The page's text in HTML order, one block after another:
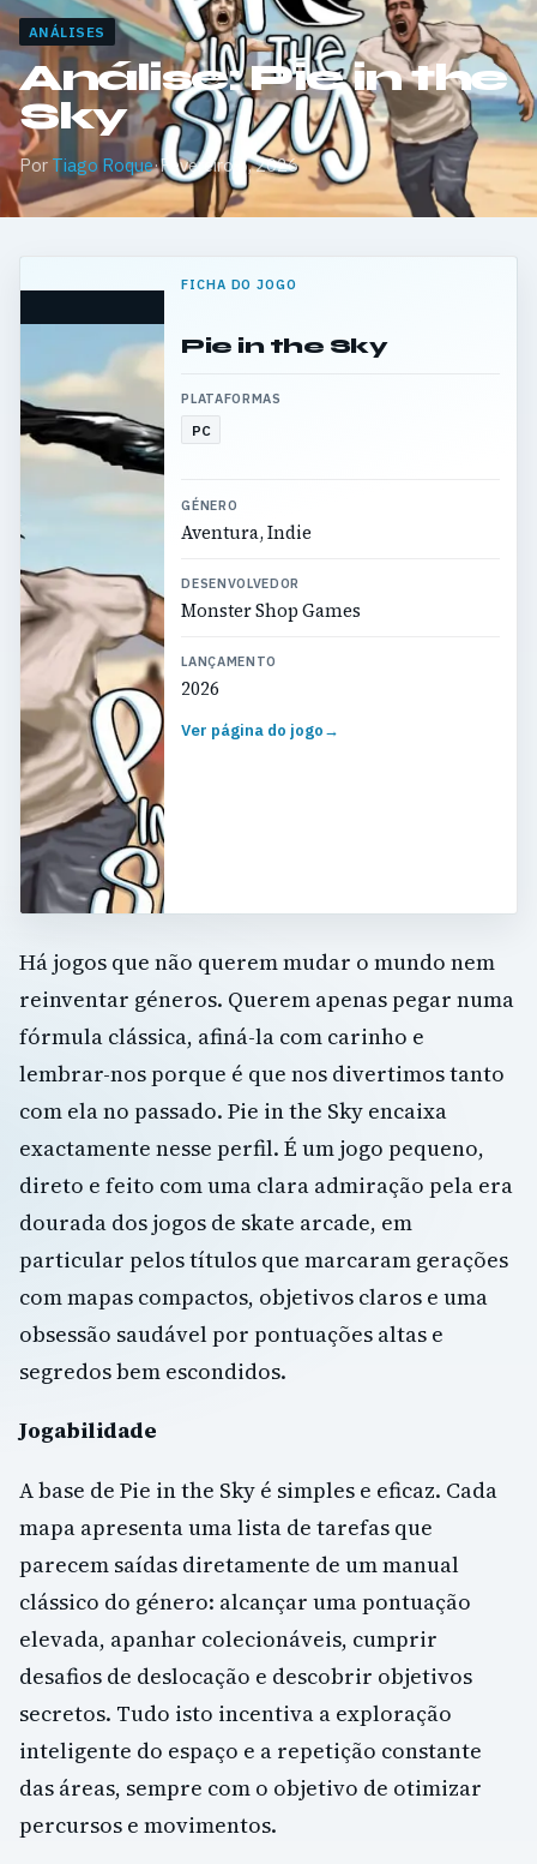
ANÁLISES
Análise: Pie in the
Sky
Por Tiago Roque·Fevereiro 5, 2026
FICHA DO JOGO
Pie in the Sky
PLATAFORMAS
PC
GÉNERO
Aventura, Indie
DESENVOLVEDOR
Monster Shop Games
LANÇAMENTO
2026
Ver página do jogo→
Há jogos que não querem mudar o mundo nem
reinventar géneros. Querem apenas pegar numa
fórmula clássica, afiná-la com carinho e
lembrar-nos porque é que nos divertimos tanto
com ela no passado. Pie in the Sky encaixa
exactamente nesse perfil. É um jogo pequeno,
direto e feito com uma clara admiração pela era
dourada dos jogos de skate arcade, em
particular pelos títulos que marcaram gerações
com mapas compactos, objetivos claros e uma
obsessão saudável por pontuações altas e
segredos bem escondidos.
Jogabilidade
A base de Pie in the Sky é simples e eficaz. Cada
mapa apresenta uma lista de tarefas que
parecem saídas diretamente de um manual
clássico do género: alcançar uma pontuação
elevada, apanhar colecionáveis, cumprir
desafios de deslocação e descobrir objetivos
secretos. Tudo isto incentiva a exploração
inteligente do espaço e a repetição constante
das áreas, sempre com o objetivo de otimizar
percursos e movimentos.